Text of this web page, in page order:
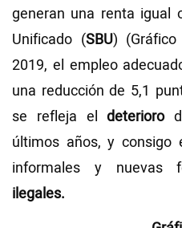
generan una renta igual
Unificado (SBU)
2019, el empleo
una reducción de 5,1
se refleja eldeterioro
últimos años, y consigo
informales y nuevas
ilegales.